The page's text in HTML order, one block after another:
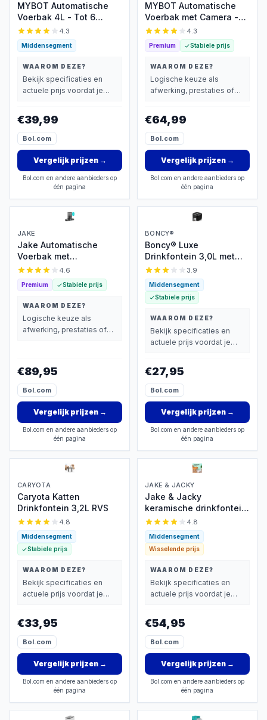
MYBOT Automatische
Voerbak 4L - Tot 6
Voedmomenten
4.3
Middensegment
WAAROM DEZE?
Bekijk specificaties en
actuele prijs voordat je
€39,99
Bol.com
Vergelijk prijzen→
Bol.com en andere aanbieders op
één pagina
MYBOT Automatische
Voerbak met Camera -
4L - App-besturing
4.3
Premium Stabiele prijs
WAAROM DEZE?
Logische keuze als
afwerking, prestaties of
€64,99
Bol.com
Vergelijk prijzen→
Bol.com en andere aanbieders op
één pagina
JAKE
Jake Automatische
Voerbak met
Slowfeeders
4.6
Premium Stabiele prijs
WAAROM DEZE?
Logische keuze als
afwerking, prestaties of
€89,95
Bol.com
Vergelijk prijzen→
Bol.com en andere aanbieders op
één pagina
BONCY®
Boncy® Luxe
Drinkfontein 3,0L met
koolstoffilter
3.9
Middensegment
Stabiele prijs
WAAROM DEZE?
Bekijk specificaties en
actuele prijs voordat je
€27,95
Bol.com
Vergelijk prijzen→
Bol.com en andere aanbieders op
één pagina
CARYOTA
Caryota Katten
Drinkfontein 3,2L RVS
4.8
Middensegment
Stabiele prijs
WAAROM DEZE?
Bekijk specificaties en
actuele prijs voordat je
€33,95
Bol.com
Vergelijk prijzen→
Bol.com en andere aanbieders op
één pagina
JAKE & JACKY
Jake & Jacky
keramische drinkfontein
2L
4.8
Middensegment
Wisselende prijs
WAAROM DEZE?
Bekijk specificaties en
actuele prijs voordat je
€54,95
Bol.com
Vergelijk prijzen→
Bol.com en andere aanbieders op
één pagina